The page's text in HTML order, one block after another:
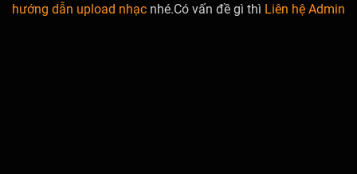
hướng dẫn upload nhạc nhé.Có vấn đề gì thì Liên hệ Admin